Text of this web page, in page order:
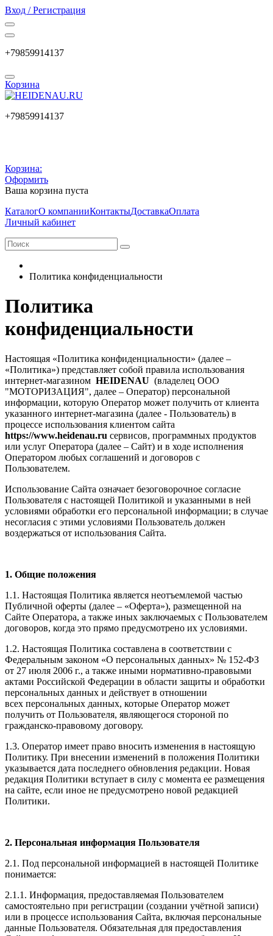
Вход / Регистрация
+79859914137
Корзина
+79859914137
Корзина:
Оформить
Ваша корзина пуста
КаталогО компанииКонтактыДоставкаОплата
Личный кабинет
Политика конфиденциальности
Политика
конфиденциальности
Настоящая «Политика конфиденциальности» (далее –
«Политика») представляет собой правила использования
интернет-магазином HEIDENAU (владелец ООО
"МОТОРИЗАЦИЯ", далее – Оператор) персональной
информации, которую Оператор может получить от клиента
указанного интернет-магазина (далее - Пользователь) в
процессе использования клиентом сайта
https://www.heidenau.ru сервисов, программных продуктов
или услуг Оператора (далее – Сайт) и в ходе исполнения
Оператором любых соглашений и договоров с
Пользователем.
Использование Сайта означает безоговорочное согласие
Пользователя с настоящей Политикой и указанными в ней
условиями обработки его персональной информации; в случае
несогласия с этими условиями Пользователь должен
воздержаться от использования Сайта.
1. Общие положения
1.1. Настоящая Политика является неотъемлемой частью
Публичной оферты (далее – «Оферта»), размещенной на
Сайте Оператора, а также иных заключаемых с Пользователем
договоров, когда это прямо предусмотрено их условиями.
1.2. Настоящая Политика составлена в соответствии с
Федеральным законом «О персональных данных» № 152-ФЗ
от 27 июля 2006 г., а также иными нормативно-правовыми
актами Российской Федерации в области защиты и обработки
персональных данных и действует в отношении
всех персональных данных, которые Оператор может
получить от Пользователя, являющегося стороной по
гражданско-правовому договору.
1.3. Оператор имеет право вносить изменения в настоящую
Политику. При внесении изменений в положения Политики
указывается дата последнего обновления редакции. Новая
редакция Политики вступает в силу с момента ее размещения
на сайте, если иное не предусмотрено новой редакцией
Политики.
2. Персональная информация Пользователя
2.1. Под персональной информацией в настоящей Политике
понимается:
2.1.1. Информация, предоставляемая Пользователем
самостоятельно при регистрации (создании учётной записи)
или в процессе использования Сайта, включая персональные
данные Пользователя. Обязательная для предоставления